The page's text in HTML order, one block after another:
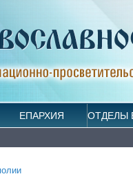
ЕПАРХИЯ ОТДЕЛЫ